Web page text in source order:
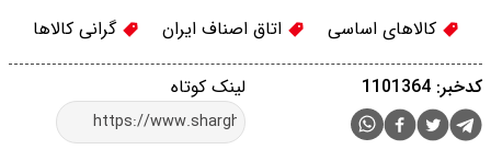
کالاهای اساسی اتاق اصناف ایران گرانی کالاها
لینک کوتاه کدخبر: 1101364